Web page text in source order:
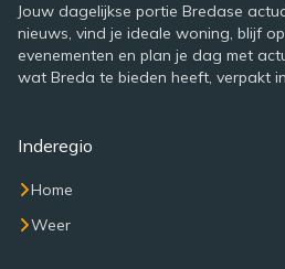
Jouw dagelijkse portie Bredase
nieuws, vind je ideale woning, blijf
evenementen en plan je dag met
wat Breda te bieden heeft, verpakt
Inderegio
Home
Weer